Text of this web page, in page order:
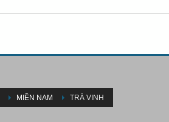
MIỀN NAM TRÀ VINH